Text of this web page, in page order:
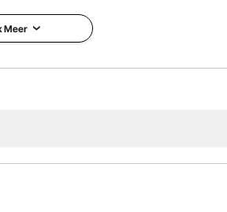
opslagruimte nodig
trainingservaring.
Meer